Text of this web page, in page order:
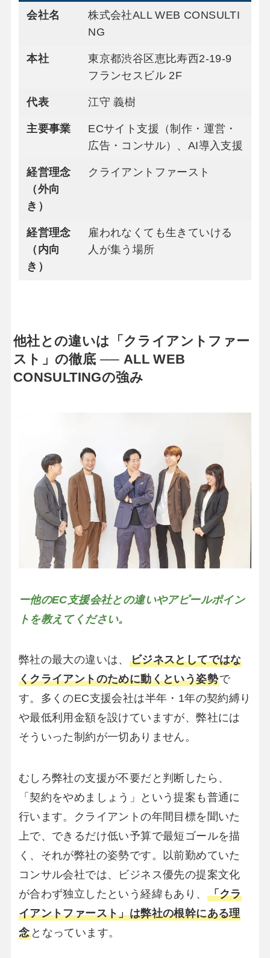
会社名
株式会社ALL WEB CONSULTI
NG
本社
東京都渋谷区恵比寿西2-19-9
フランセスビル 2F
代表 江守 義樹
主要事業
ECサイト支援（制作・運営・
広告・コンサル）、AI導入支援
経営理念
（外向
き）
クライアントファースト
経営理念
（内向
き）
雇われなくても生きていける
人が集う場所
他社との違いは「クライアントファー
スト」の徹底 ── ALL WEB
CONSULTINGの強み
ー他のEC支援会社との違いやアピールポイン
トを教えてください。
弊社の最大の違いは、 ビジネスとしてではな
くクライアントのために動くという姿勢で
す。多くのEC支援会社は半年・1年の契約縛り
や最低利用金額を設けていますが、弊社には
そういった制約が一切ありません。
むしろ弊社の支援が不要だと判断したら、
「契約をやめましょう」という提案も普通に
行います。クライアントの年間目標を聞いた
上で、できるだけ低い予算で最短ゴールを描
く、それが弊社の姿勢です。以前勤めていた
コンサル会社では、ビジネス優先の提案文化
が合わず独立したという経緯もあり、 「クラ
イアントファースト」は弊社の根幹にある理
念 となっています。